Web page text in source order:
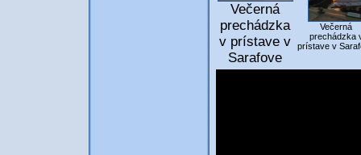
Večerná
prechádzka
v prístave v
Sarafove
Večerná
prechádzka
prístave v